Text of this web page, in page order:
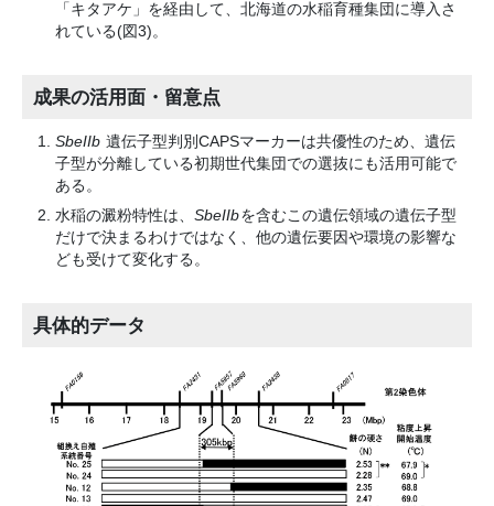
「キタアケ」を経由して、北海道の水稲育種集団に導入さ
れている(図3)。
成果の活用面・留意点
SbeIIb 遺伝子型判別CAPSマーカーは共優性のため、遺伝
子型が分離している初期世代集団での選抜にも活用可能で
ある。
水稲の澱粉特性は、 SbeIIbを含むこの遺伝領域の遺伝子型
だけで決まるわけではなく、他の遺伝要因や環境の影響な
ども受けて変化する。
具体的データ